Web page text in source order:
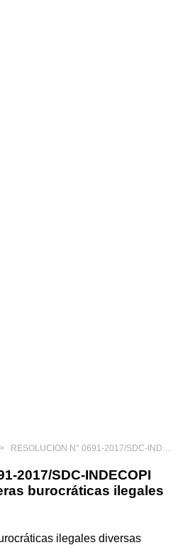
RESOLUCIÓN N° 0691-2017/SDC-INDECOPI Declaran como barreras burocráticas ilegales diversas medidas
2017/SDC-INDECOPI
burocráticas ilegales
ilegales diversas